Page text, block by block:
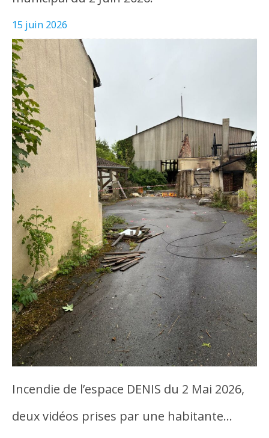
15 juin 2026
Incendie de l’espace DENIS du 2 Mai 2026,
deux vidéos prises par une habitante…